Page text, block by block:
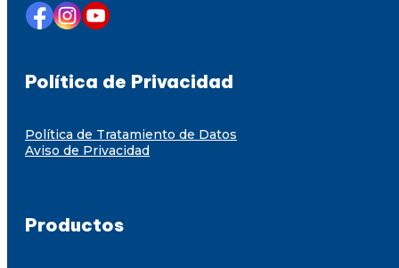
Política de Privacidad
Política de Tratamiento de Datos
Aviso de Privacidad
Productos